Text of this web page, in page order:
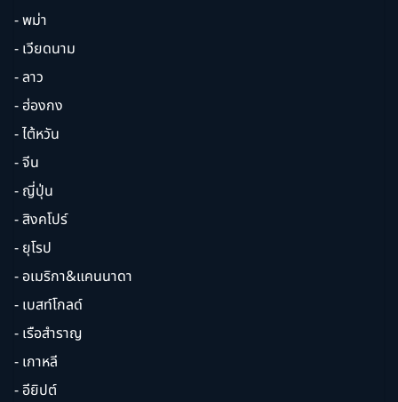
- พม่า
- เวียดนาม
- ลาว
- ฮ่องกง
- ไต้หวัน
- จีน
- ญี่ปุ่น
- สิงคโปร์
- ยุโรป
- อเมริกา&แคนนาดา
- เบสท์โกลด์
- เรือสำราญ
- เกาหลี
- อียิปต์